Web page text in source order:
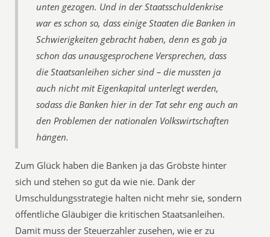
unten gezogen. Und in der Staatsschuldenkrise
war es schon so, dass einige Staaten die Banken in
Schwierigkeiten gebracht haben, denn es gab ja
schon das unausgesprochene Versprechen, dass
die Staatsanleihen sicher sind – die mussten ja
auch nicht mit Eigenkapital unterlegt werden,
sodass die Banken hier in der Tat sehr eng auch an
den Problemen der nationalen Volkswirtschaften
hängen.
Zum Glück haben die Banken ja das Gröbste hinter
sich und stehen so gut da wie nie. Dank der
Umschuldungsstrategie halten nicht mehr sie, sondern
öffentliche Gläubiger die kritischen Staatsanleihen.
Damit muss der Steuerzahler zusehen, wie er zu